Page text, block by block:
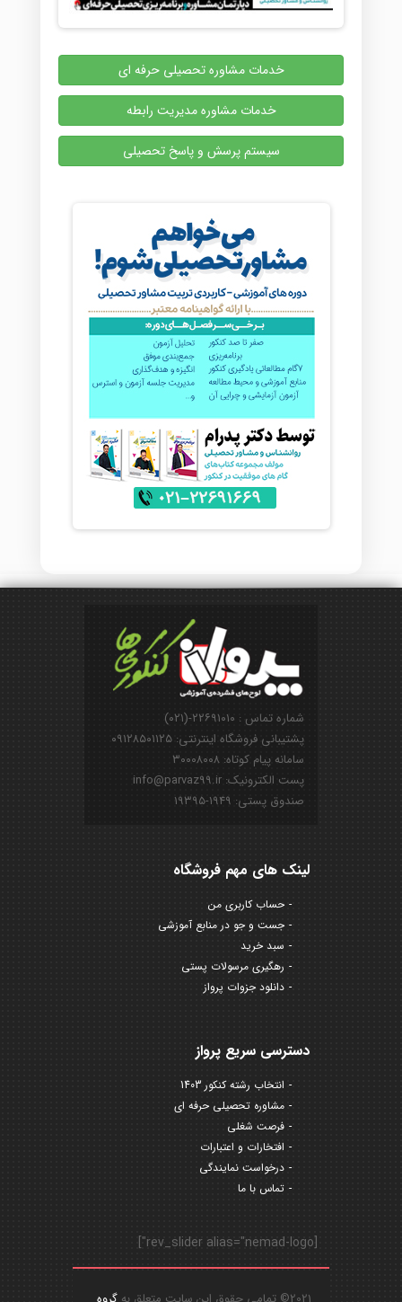
خدمات مشاوره تحصیلی حرفه ای
خدمات مشاوره مدیریت رابطه
سیستم پرسش و پاسخ تحصیلی
شماره تماس : ۲۲۶۹۱۰۱۰-(۰۲۱)
پشتیبانی فروشگاه اینترنتی: ۰۹۱۲۸۵۰۱۱۲۵
سامانه پیام کوتاه: ۳۰۰۰۸۰۰۸
پست الکترونیک: info@parvaz99.ir
صندوق پستی: ۱۹۴۹-۱۹۳۹۵
لینک های مهم فروشگاه
حساب کاربری من
جست و جو در منابع آموزشی
سبد خرید
رهگیری مرسولات پستی
دانلود جزوات پرواز
دسترسی سریع پرواز
انتخاب رشته کنکور 1403
مشاوره تحصیلی حرفه ای
فرصت شغلی
افتخارات و اعتبارات
درخواست نمایندگی
تماس با ما
[rev_slider alias="nemad-logo"]